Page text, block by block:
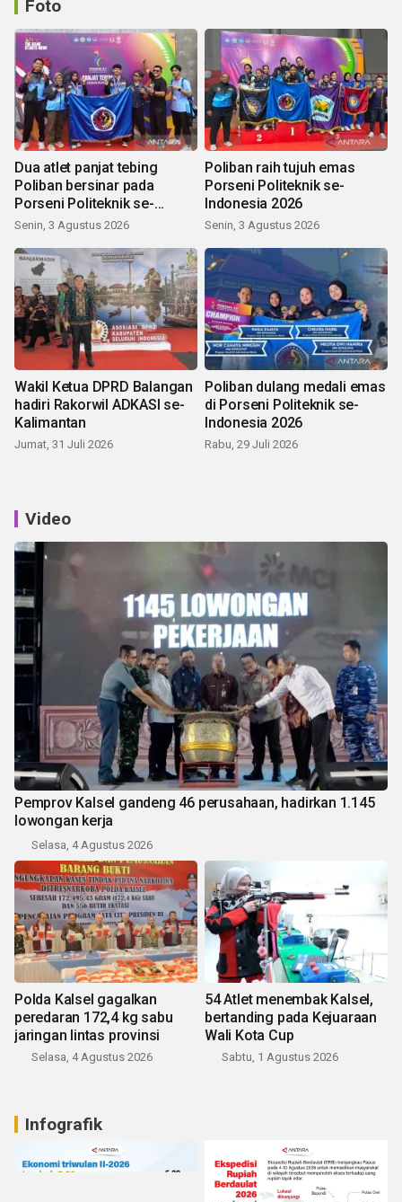
Foto
Dua atlet panjat tebing
Poliban bersinar pada
Porseni Politeknik se-
Indonesia 2026
Senin, 3 Agustus 2026
Poliban raih tujuh emas
Porseni Politeknik se-
Indonesia 2026
Senin, 3 Agustus 2026
Wakil Ketua DPRD Balangan
hadiri Rakorwil ADKASI se-
Kalimantan
Jumat, 31 Juli 2026
Poliban dulang medali emas
di Porseni Politeknik se-
Indonesia 2026
Rabu, 29 Juli 2026
Video
Pemprov Kalsel gandeng 46 perusahaan, hadirkan 1.145
lowongan kerja
Selasa, 4 Agustus 2026
Polda Kalsel gagalkan
peredaran 172,4 kg sabu
jaringan lintas provinsi
Selasa, 4 Agustus 2026
54 Atlet menembak Kalsel,
bertanding pada Kejuaraan
Wali Kota Cup
Sabtu, 1 Agustus 2026
Infografik